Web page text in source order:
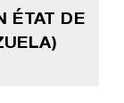
ÉTAT DE